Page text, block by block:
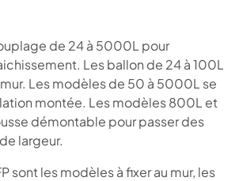
de 24 à 5000L pour
Les ballon de 24 à 100L
Les modèles de 50 à 5000L se
montée. Les modèles 800L et
démontable pour passer des
largeur.
sont les modèles à fixer au mur, les